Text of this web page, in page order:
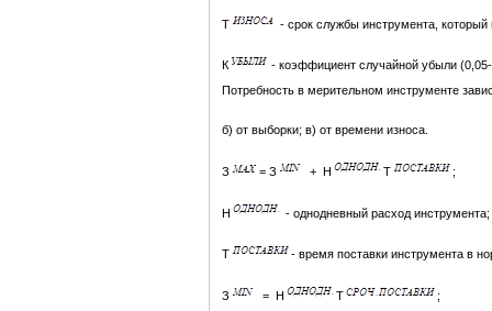
T - срок службы инструмента, который
К
- коэффициент случайной убыли
Потребность в мерительном инструменте
б) от выборки; в) от времени износа.
З = З + Н Т ;
Н - однодневный расход инструмента;
Т - время поставки инструмента в
З = Н T ;